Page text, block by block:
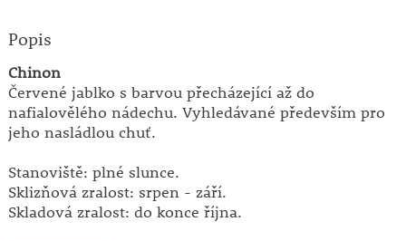
Popis
Chinon
Červené jablko s barvou přecházející až do
nafialovělého nádechu. Vyhledávané především pro
jeho nasládlou chuť.
Stanoviště: plné slunce.
Sklizňová zralost: srpen - září.
Skladová zralost: do konce října.